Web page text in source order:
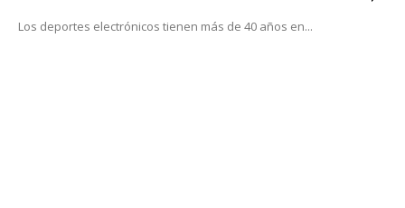
Los deportes electrónicos tienen más de 40 años en...